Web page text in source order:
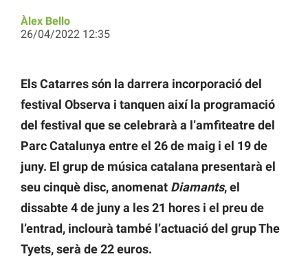
Àlex Bello
26/04/2022 12:35
Els Catarres són la darrera incorporació del
festival Observa i tanquen així la programació
del festival que se celebrarà a l’amfiteatre del
Parc Catalunya entre el 26 de maig i el 19 de
juny. El grup de música catalana presentarà el
seu cinquè disc, anomenat Diamants, el
dissabte 4 de juny a les 21 hores i el preu de
l’entrad, inclourà també l’actuació del grup The
Tyets, serà de 22 euros.